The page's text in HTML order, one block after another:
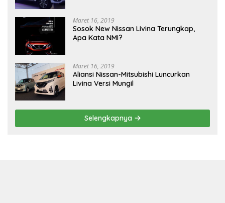
Maret 16, 2019
Sosok New Nissan Livina Terungkap,
Apa Kata NMI?
Maret 16, 2019
Aliansi Nissan-Mitsubishi Luncurkan
Livina Versi Mungil
Selengkapnya